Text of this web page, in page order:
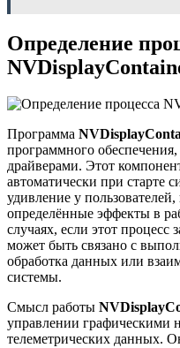
Определение
Программа
программного
драйверами. Этот
автоматически при старте
удивление у
определённые эффекты в
случаях, если этот процесс
может быть связано с
обработка данных или
системы.
Смысл работы
управлении графическими
телеметрических данных.